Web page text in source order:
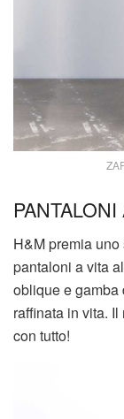
H&M premia uno
pantaloni a vita
oblique e gamba
raffinata in vita.
con tutto!